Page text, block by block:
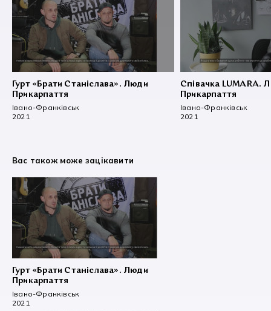
Гурт «Брати Станіслава». Люди
Прикарпаття
Івано-Франківськ
2021
Співачка LUMARA.
Прикарпаття
Івано-Франківськ
2021
Вас також може зацікавити
Гурт «Брати Станіслава». Люди
Прикарпаття
Івано-Франківськ
2021